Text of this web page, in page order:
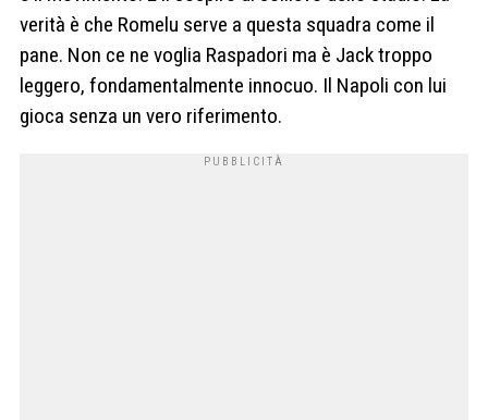
verità è che Romelu serve a questa squadra come il
pane. Non ce ne voglia Raspadori ma è Jack troppo
leggero, fondamentalmente innocuo. Il Napoli con lui
gioca senza un vero riferimento.